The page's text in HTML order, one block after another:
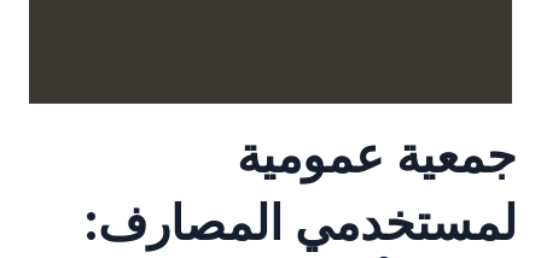
جمعية عمومية
لمستخدمي المصارف: